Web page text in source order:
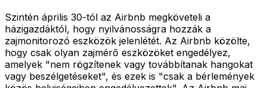
Szintén április 30-tól az Airbnb megköveteli a
házigazdáktól, hogy nyilvánosságra hozzák a
zajmonitorozó eszközök jelenlétét. Az Airbnb közölte,
hogy csak olyan zajmérő eszközöket engedélyez,
amelyek "nem rögzítenek vagy továbbítanak hangokat
vagy beszélgetéseket", és ezek is "csak a bérlemények